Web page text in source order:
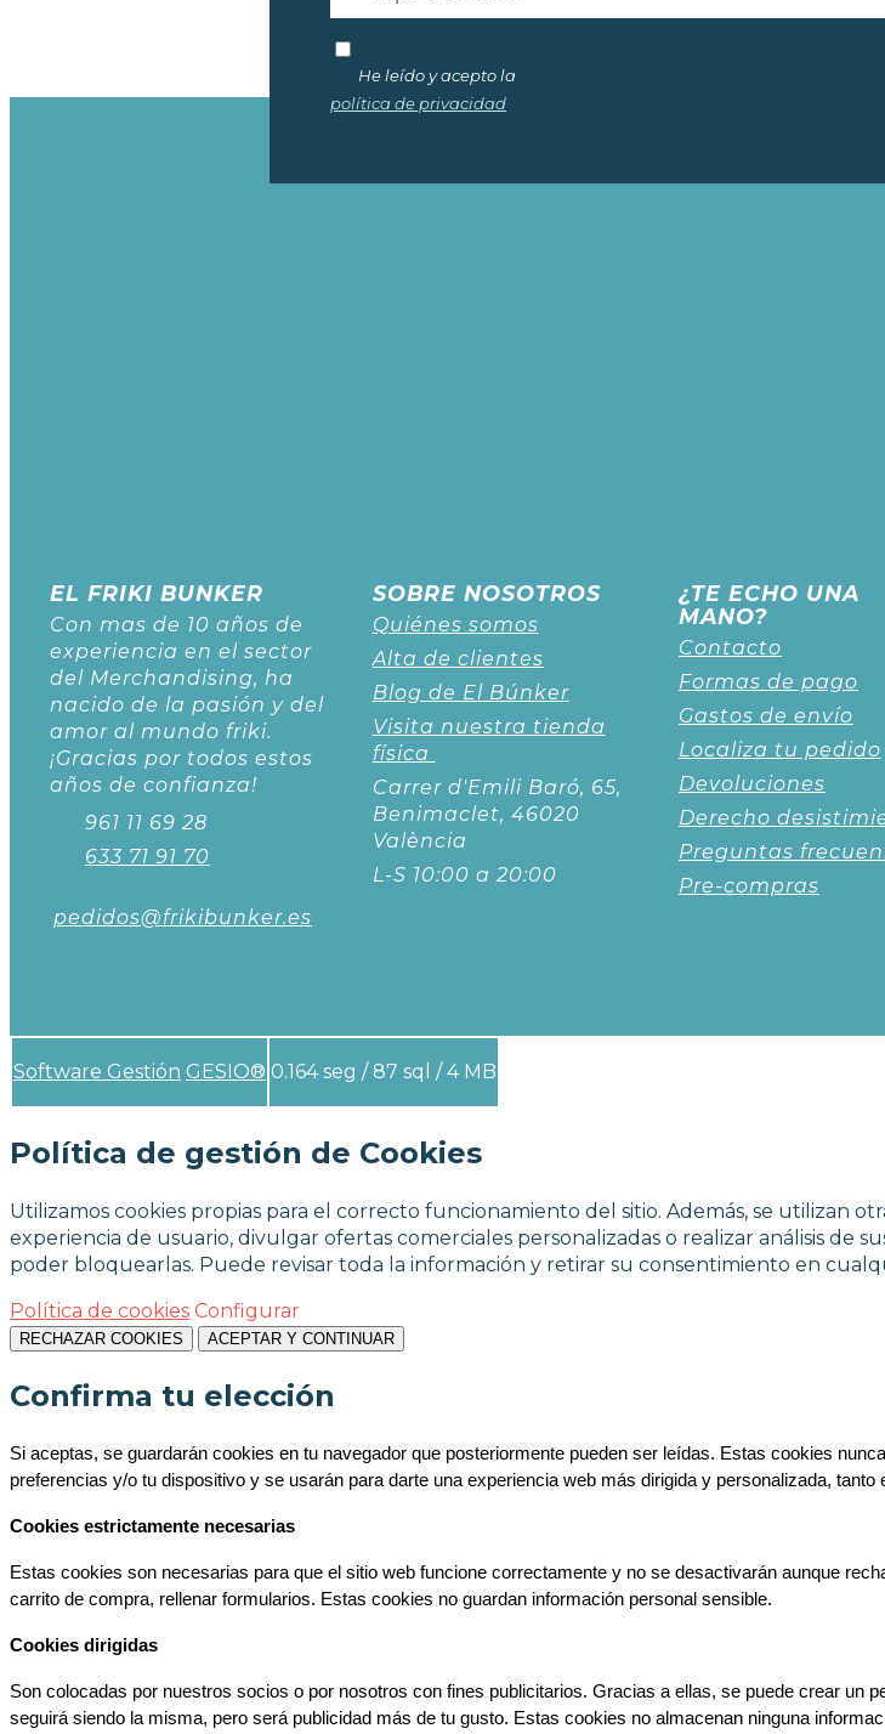
He leído y acepto la
política de privacidad
EL FRIKI BUNKER
Con mas de 10 años de
experiencia en el sector
del Merchandising, ha
nacido de la pasión y del
amor al mundo friki.
¡Gracias por todos estos
años de confianza!
961 11 69 28
633 71 91 70
pedidos@frikibunker.es
SOBRE NOSOTROS
Quiénes somos
Alta de clientes
Blog de El Búnker
Visita nuestra tienda
física
Carrer d'Emili Baró, 65,
Benimaclet, 46020
València
L-S 10:00 a 20:00
¿TE ECHO UNA
MANO?
Contacto
Formas de pago
Gastos de envío
Localiza tu pedido
Devoluciones
Derecho
Preguntas
Pre-compras
Software Gestión GESIO® 0.164 seg / 87 sql / 4 MB
Política de gestión de Cookies
Utilizamos cookies propias para el correcto funcionamiento del sitio. Además, se utilizan
experiencia de usuario, divulgar ofertas comerciales personalizadas o realizar análisis de
poder bloquearlas. Puede revisar toda la información y retirar su consentimiento en
Política de cookies Configurar
RECHAZAR COOKIES ACEPTAR Y CONTINUAR
Confirma tu elección
Si aceptas, se guardarán cookies en tu navegador que posteriormente pueden ser leídas. Estas cookies
preferencias y/o tu dispositivo y se usarán para darte una experiencia web más dirigida y personalizada,
Cookies estrictamente necesarias
Estas cookies son necesarias para que el sitio web funcione correctamente y no se desactivarán aunque
carrito de compra, rellenar formularios. Estas cookies no guardan información personal sensible.
Cookies dirigidas
Son colocadas por nuestros socios o por nosotros con fines publicitarios. Gracias a ellas, se puede crear un
seguirá siendo la misma, pero será publicidad más de tu gusto. Estas cookies no almacenan ninguna